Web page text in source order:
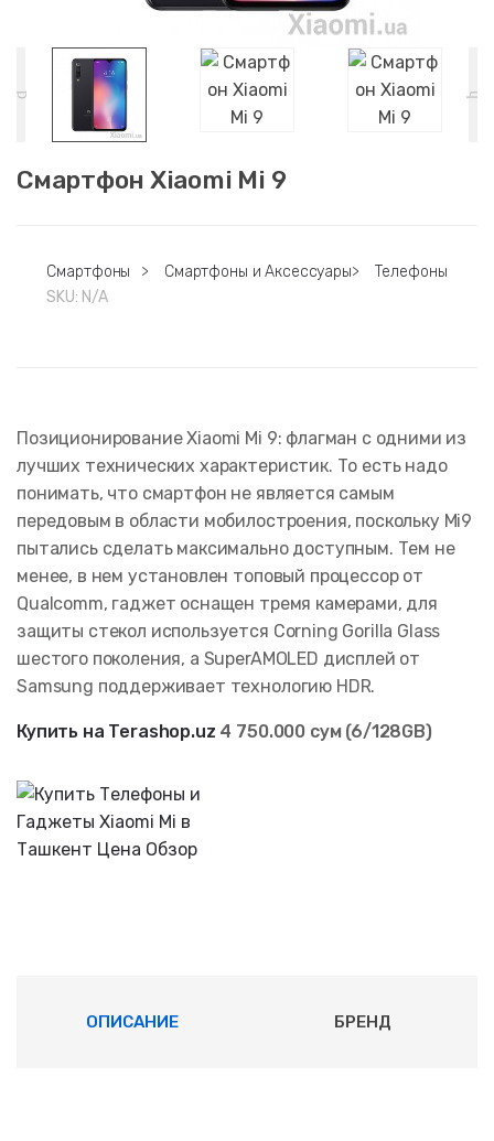
Смартфон Xiaomi Mi 9
Смартфоны > Смартфоны и Аксессуары>
Телефоны
SKU: N/A
Позиционирование Xiaomi Mi 9: флагман с одними из
лучших технических характеристик. То есть надо
понимать, что смартфон не является самым
передовым в области мобилостроения, поскольку Mi9
пытались сделать максимально доступным. Тем не
менее, в нем установлен топовый процессор от
Qualcomm, гаджет оснащен тремя камерами, для
защиты стекол используется Corning Gorilla Glass
шестого поколения, а SuperAMOLED дисплей от
Samsung поддерживает технологию HDR.
Купить на Terashop.uz 4 750.000 сум (6/128GB)
ОПИСАНИЕ БРЕНД